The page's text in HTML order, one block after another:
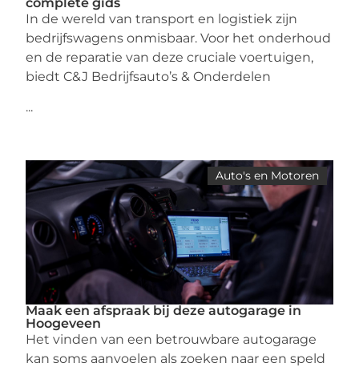
In de wereld van transport en logistiek zijn
bedrijfswagens onmisbaar. Voor het onderhoud
en de reparatie van deze cruciale voertuigen,
biedt C&J Bedrijfsauto’s & Onderdelen
...
Auto's en Motoren
Maak een afspraak bij deze autogarage in
Hoogeveen
Het vinden van een betrouwbare autogarage
kan soms aanvoelen als zoeken naar een speld